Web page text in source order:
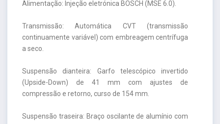
Alimentação: Injeção eletrónica BOSCH (MSE 6.0).
Transmissão: Automática CVT (transmissão
continuamente variável) com embreagem centrífuga
a seco.
Suspensão dianteira: Garfo telescópico invertido
(Upside-Down) de 41 mm com ajustes de
compressão e retorno, curso de 154 mm.
Suspensão traseira: Braço oscilante de alumínio com